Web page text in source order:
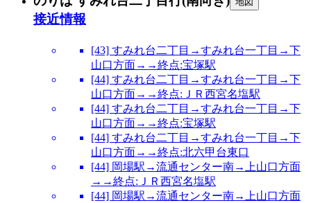
接近情報
[43] すみれ台二丁目→すみれ台一丁目→下
山口方面→→終点:宝塚駅
[44] すみれ台二丁目→すみれ台一丁目→下
山口方面→→終点:ＪＲ西宮名塩駅
[44] すみれ台二丁目→すみれ台一丁目→下
山口方面→→終点:宝塚駅
[44] すみれ台二丁目→すみれ台一丁目→下
山口方面→→終点:北六甲台東口
[44] 岡場駅→流通センター南→上山口方面
→→終点:ＪＲ西宮名塩駅
[44] 岡場駅→流通センター南→上山口方面